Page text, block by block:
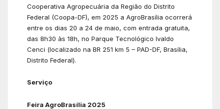
Cooperativa Agropecuária da Região do Distrito
Federal (Coopa-DF), em 2025 a AgroBrasília ocorrerá
entre os dias 20 a 24 de maio, com entrada gratuita,
das 8h30 às 18h, no Parque Tecnológico Ivaldo
Cenci (localizado na BR 251 km 5 – PAD-DF, Brasília,
Distrito Federal).
Serviço
Feira AgroBrasília 2025